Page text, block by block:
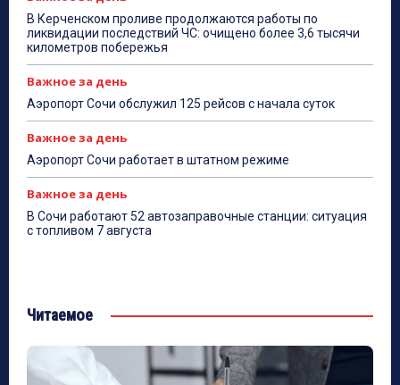
В Керченском проливе продолжаются работы по
ликвидации последствий ЧС: очищено более 3,6 тысячи
километров побережья
Важное за день
Аэропорт Сочи обслужил 125 рейсов с начала суток
Важное за день
Аэропорт Сочи работает в штатном режиме
Важное за день
В Сочи работают 52 автозаправочные станции: ситуация
с топливом 7 августа
Читаемое